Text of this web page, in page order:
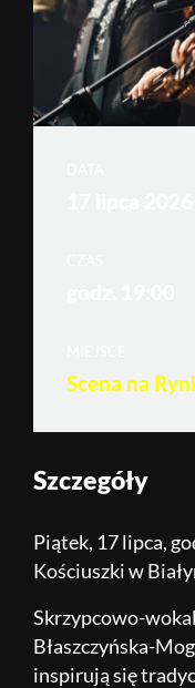
Scena na
Szczegóły
Piątek, 17 lipca,
Kościuszki w
Skrzypcowo-
Błaszczyńska-
inspirują się